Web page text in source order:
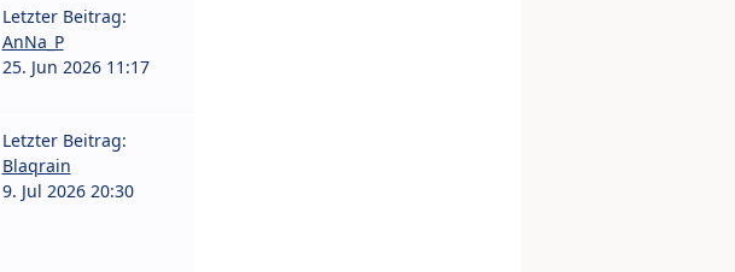
Letzter Beitrag:
AnNa_P
25. Jun 2026 11:17
Letzter Beitrag:
Blaqrain
9. Jul 2026 20:30